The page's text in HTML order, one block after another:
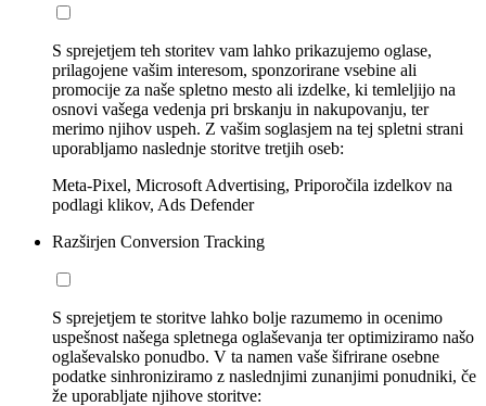
S sprejetjem teh storitev vam lahko prikazujemo oglase,
prilagojene vašim interesom, sponzorirane vsebine ali
promocije za naše spletno mesto ali izdelke, ki temleljijo na
osnovi vašega vedenja pri brskanju in nakupovanju, ter
merimo njihov uspeh. Z vašim soglasjem na tej spletni strani
uporabljamo naslednje storitve tretjih oseb:
Meta-Pixel, Microsoft Advertising, Priporočila izdelkov na
podlagi klikov, Ads Defender
Razširjen Conversion Tracking
S sprejetjem te storitve lahko bolje razumemo in ocenimo
uspešnost našega spletnega oglaševanja ter optimiziramo našo
oglaševalsko ponudbo. V ta namen vaše šifrirane osebne
podatke sinhroniziramo z naslednjimi zunanjimi ponudniki, če
že uporabljate njihove storitve: